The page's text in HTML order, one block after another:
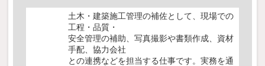
土木・建築施工管理の補佐として、現場での
工程・品質・
安全管理の補助、写真撮影や書類作成、資材
手配、協力会社
との連携などを担当する仕事です。実務を通